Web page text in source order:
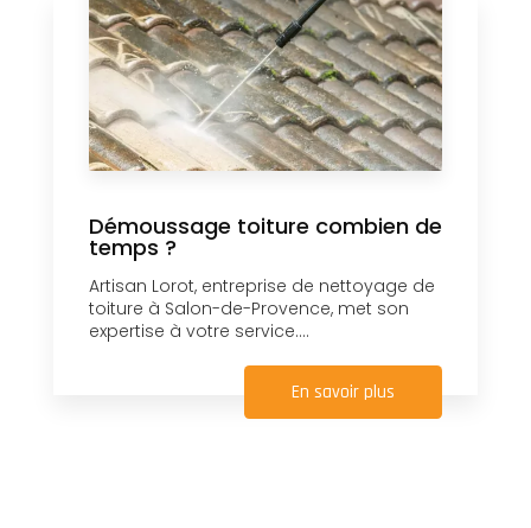
Démoussage toiture combien de
temps ?
Artisan Lorot, entreprise de nettoyage de
toiture à Salon-de-Provence, met son
expertise à votre service....
En savoir plus